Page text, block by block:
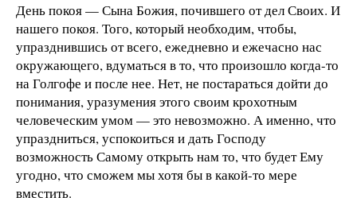
День покоя — Сына Божия, почившего от дел Своих. И
нашего покоя. Того, который необходим, чтобы,
упразднившись от всего, ежедневно и ежечасно нас
окружающего, вдуматься в то, что произошло когда-то
на Голгофе и после нее. Нет, не постараться дойти до
понимания, уразумения этого своим крохотным
человеческим умом — это невозможно. А именно, что
упраздниться, успокоиться и дать Господу
возможность Самому открыть нам то, что будет Ему
угодно, что сможем мы хотя бы в какой-то мере
вместить.